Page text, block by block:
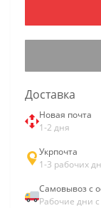
Доставка
Новая почта
1-2 дня
Укрпочта
1-3 рабочих
Самовывоз с
Рабочие дни